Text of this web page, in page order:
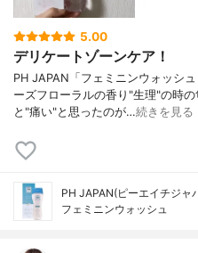
5.00
デリケートゾーンケア！
PH JAPAN「フェミニンウォッシ
ーズフローラルの香り"生理"の時
と"痛い"と思ったのが…続きを見る
PH JAPAN(ピーエイチジャ
フェミニンウォッシュ